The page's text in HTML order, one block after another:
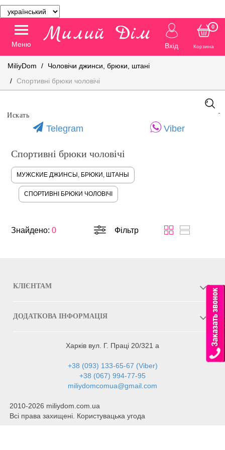
Меню Вхід Корзина
0
MiliyDom
Чоловічи джинси, брюки, штані
Спортивні брюки чоловічі
Telegram Viber
Спортивні брюки чоловічі
МУЖСКИЕ ДЖИНСЫ, БРЮКИ, ШТАНЫ
СПОРТИВНІ БРЮКИ ЧОЛОВІЧІ
Знайдено:0 Фільтр
КЛІЄНТАМ
ДОДАТКОВА ІНФОРМАЦІЯ
Харків вул. Г. Праці 20/321 а
+38 (093) 133-65-67 (Viber)
+38 (067) 994-77-95
miliydomcomua@gmail.com
2010-2026 miliydom.com.ua
Всі права захищені. Користувацька угода